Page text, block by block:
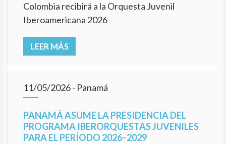
Colombia recibirá a la Orquesta Juvenil
Iberoamericana 2026
LEER MÁS
11/05/2026- Panamá
PANAMÁ ASUME LA PRESIDENCIA DEL
PROGRAMA IBERORQUESTAS JUVENILES
PARA EL PERÍODO 2026–2029